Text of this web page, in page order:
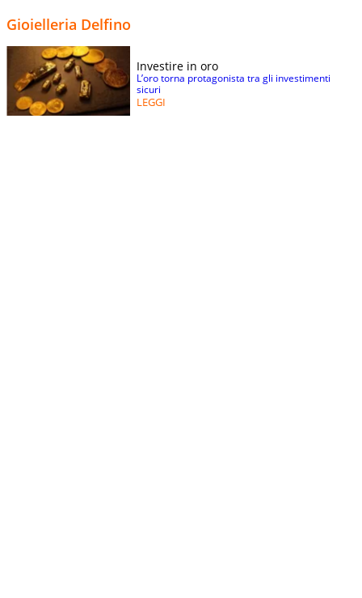
Gioielleria Delfino
Investire in oro
L’oro torna protagonista tra gli investimenti
sicuri
LEGGI